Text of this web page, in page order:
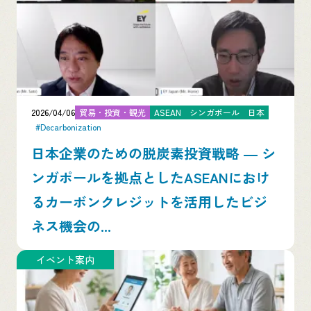
2026/04/06 貿易・投資・観光 ASEAN シンガポール
日本
#Decarbonization
日本企業のための脱炭素投資戦略 ― シ
ンガポールを拠点としたASEANにおけ
るカーボンクレジットを活用したビジ
ネス機会の...
イベント案内